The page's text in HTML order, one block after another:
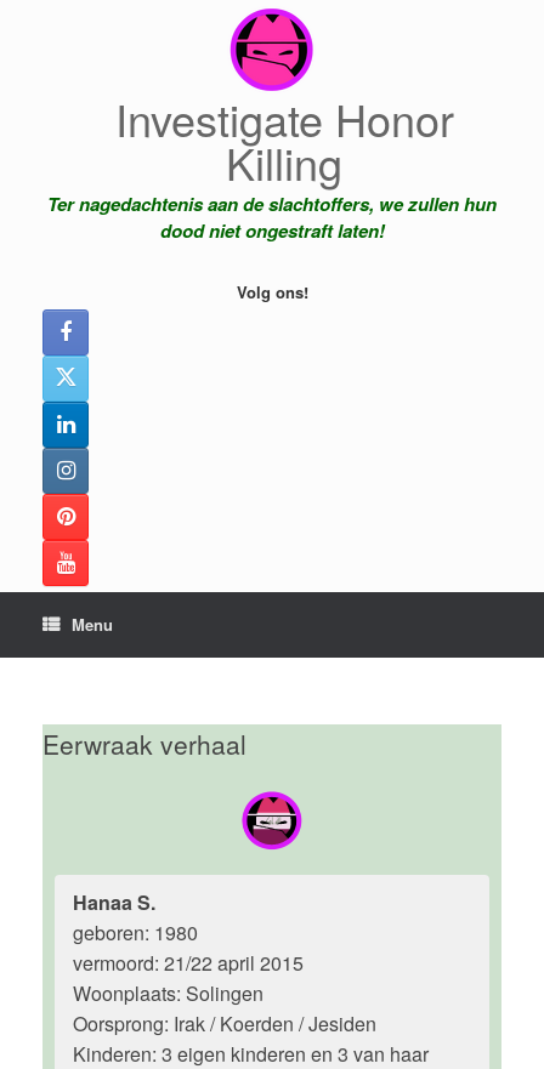
Investigate Honor
Killing
Ter nagedachtenis aan de slachtoffers, we zullen hun
dood niet ongestraft laten!
Volg ons!
Menu
Eerwraak verhaal
Hanaa S.
geboren: 1980
vermoord: 21/22 april 2015
Woonplaats: Solingen
Oorsprong: Irak / Koerden / Jesiden
Kinderen: 3 eigen kinderen en 3 van haar